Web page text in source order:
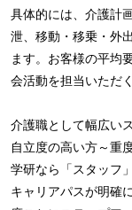
具体的には、介護計
泄、移動・移乗・外
ます。お客様の平均
会活動を担当いただ
介護職として幅広い
自立度の高い方～重
学研なら「スタッフ
キャリアパスが明確